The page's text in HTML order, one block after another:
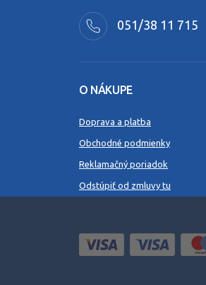
051/38 11 715
O NÁKUPE
Doprava a platba
Obchodné podmienky
Reklamačný poriadok
Odstúpiť od zmluvy tu